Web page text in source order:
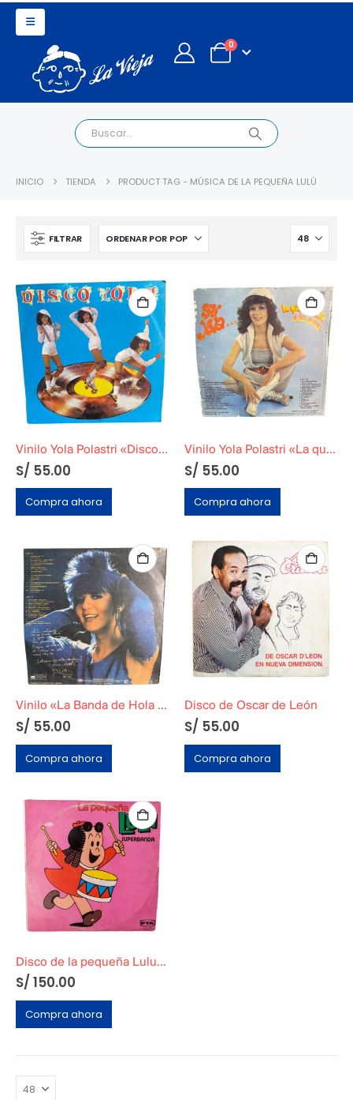
0
INICIO TIENDA PRODUCT TAG - MÚSICA DE LA PEQUEÑA LULÚ
FILTRAR
Vinilo Yola Polastri «Disco Yola» (1980)
S/ 55.00
Compra ahora
Vinilo Yola Polastri «La que le canta a los niños» (1981)
S/ 55.00
Compra ahora
Vinilo «La Banda de Hola Yola» (1984)
S/ 55.00
Compra ahora
Disco de Oscar de León
S/ 55.00
Compra ahora
Disco de la pequeña Lulu Superbanda
S/ 150.00
Compra ahora